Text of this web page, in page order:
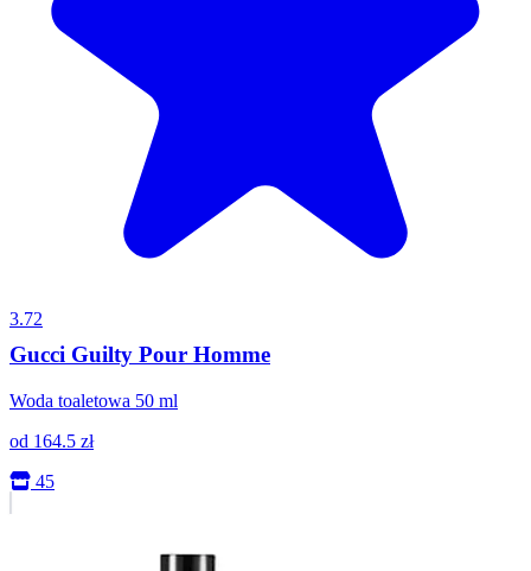
3.72
Gucci Guilty Pour Homme
Woda toaletowa 50 ml
od 164.5 zł
45